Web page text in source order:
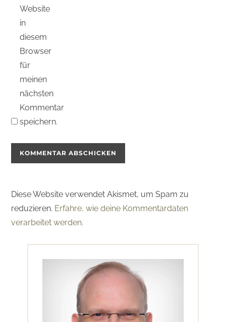
Website
in
diesem
Browser
für
meinen
nächsten
Kommentar
speichern.
Diese Website verwendet Akismet, um Spam zu
reduzieren. Erfahre, wie deine Kommentardaten
verarbeitet werden.